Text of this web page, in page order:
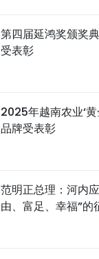
旅游
史海
图表新闻
第四届延鸿奖颁奖
受表彰
2025年越南农业‘
品牌受表彰
范明正总理：河内
由、富足、幸福”的